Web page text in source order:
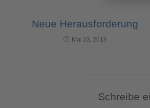
Neue Herausforderung
Mai 23, 2013
Schreibe